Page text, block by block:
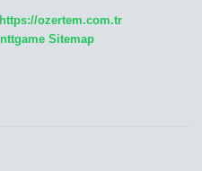
https://ozertem.com.tr
nttgame Sitemap